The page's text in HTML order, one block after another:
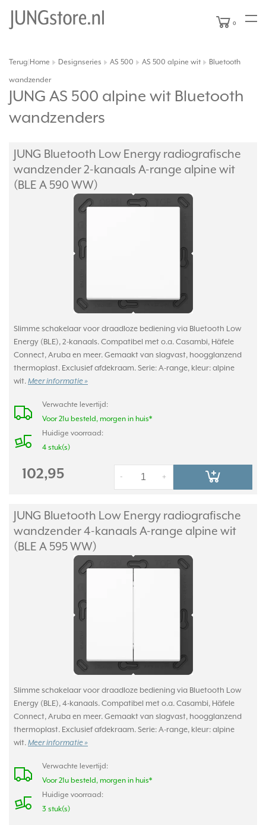
0
Terug Home Designseries AS 500 AS 500 alpine wit
Bluetooth
wandzender
JUNG AS 500 alpine wit Bluetooth
wandzenders
JUNG Bluetooth Low Energy radiografische
wandzender 2-kanaals A-range alpine wit
(BLE A 590 WW)
Slimme schakelaar voor draadloze bediening via Bluetooth Low
Energy (BLE), 2-kanaals. Compatibel met o.a. Casambi, Häfele
Connect, Aruba en meer. Gemaakt van slagvast, hoogglanzend
thermoplast. Exclusief afdekraam. Serie: A-range, kleur: alpine
wit. Meer informatie »
Verwachte levertijd:
Voor 21u besteld, morgen in huis*
Huidige voorraad:
4 stuk(s)
102,95 +
-
JUNG Bluetooth Low Energy radiografische
wandzender 4-kanaals A-range alpine wit
(BLE A 595 WW)
Slimme schakelaar voor draadloze bediening via Bluetooth Low
Energy (BLE), 4-kanaals. Compatibel met o.a. Casambi, Häfele
Connect, Aruba en meer. Gemaakt van slagvast, hoogglanzend
thermoplast. Exclusief afdekraam. Serie: A-range, kleur: alpine
wit. Meer informatie »
Verwachte levertijd:
Voor 21u besteld, morgen in huis*
Huidige voorraad:
3 stuk(s)